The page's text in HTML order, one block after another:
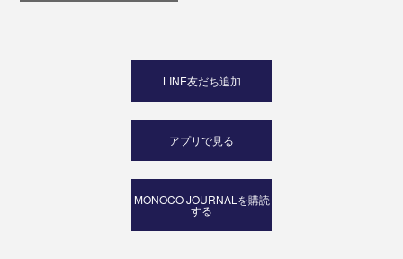
LINE友だち追加
アプリで見る
MONOCO JOURNALを購読
する